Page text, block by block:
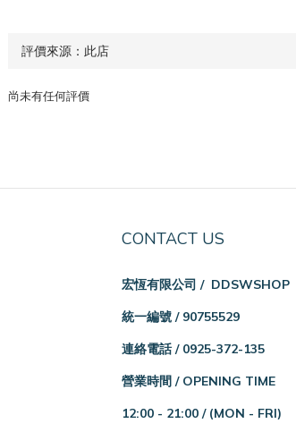
尚未有任何評價
CONTACT US
宏恆有限公司 / DDSWSHOP
統一編號 / 90755529
連絡電話 / 0925-372-135
營業時間 / OPENING TIME
12:00 - 21:00 / (MON - FRI)